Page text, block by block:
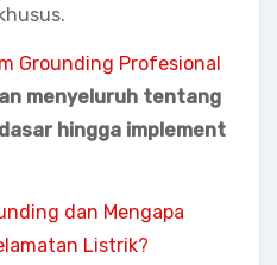
Grounding Profesional
menyeluruh tentang
hingga implement
dan Mengapa
Listrik?